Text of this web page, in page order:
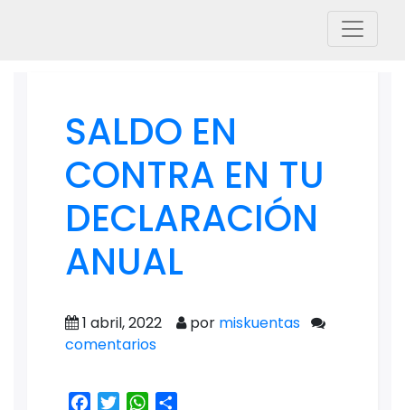
SALDO EN
CONTRA EN TU
DECLARACIÓN
ANUAL
1 abril, 2022 por miskuentas
comentarios
Facebook
TwitterWhatsApp